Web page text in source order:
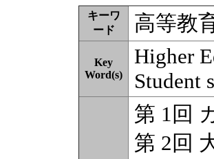
キーワ
ード
高等教
Key
Word(s)
Higher
Student
第 1回
第 2回